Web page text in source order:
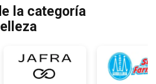
la categoría